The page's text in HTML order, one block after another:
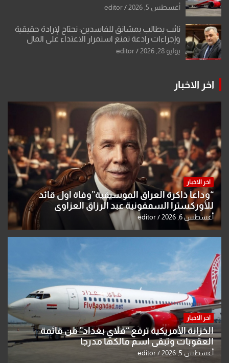
أغسطس 5, 2026 editor
نائب يطالب بمشانق للفاسدين: نحتاج لإرادة حقيقية
وإجراءات رادعة تمنع استمرار الاعتداء على المال
العام”.
يوليو 28, 2026 editor
اخر الاخبار
اخر الاخبار
“وداعاً ذاكرة العراق الموسيقية”وفاة أول قائد
للأوركسترا السمفونية عبد الرزاق العزاوي
أغسطس 6, 2026 editor
اخر الاخبار
الخزانة الأمريكية ترفع “فلاي بغداد” من قائمة
العقوبات وتبقي اسم مالكها مدرجا
أغسطس 5, 2026 editor